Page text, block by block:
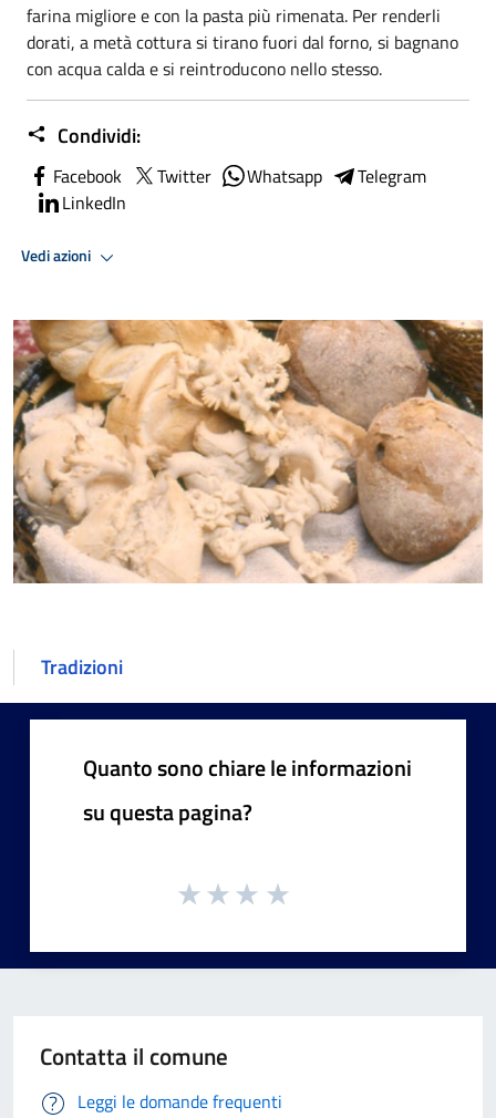
farina migliore e con la pasta più rimenata. Per renderli
dorati, a metà cottura si tirano fuori dal forno, si bagnano
con acqua calda e si reintroducono nello stesso.
Condividi:
Facebook Twitter Whatsapp
Telegram
LinkedIn
Vedi azioni
Tradizioni
Quanto sono chiare le informazioni
su questa pagina?
Contatta il comune
Leggi le domande frequenti